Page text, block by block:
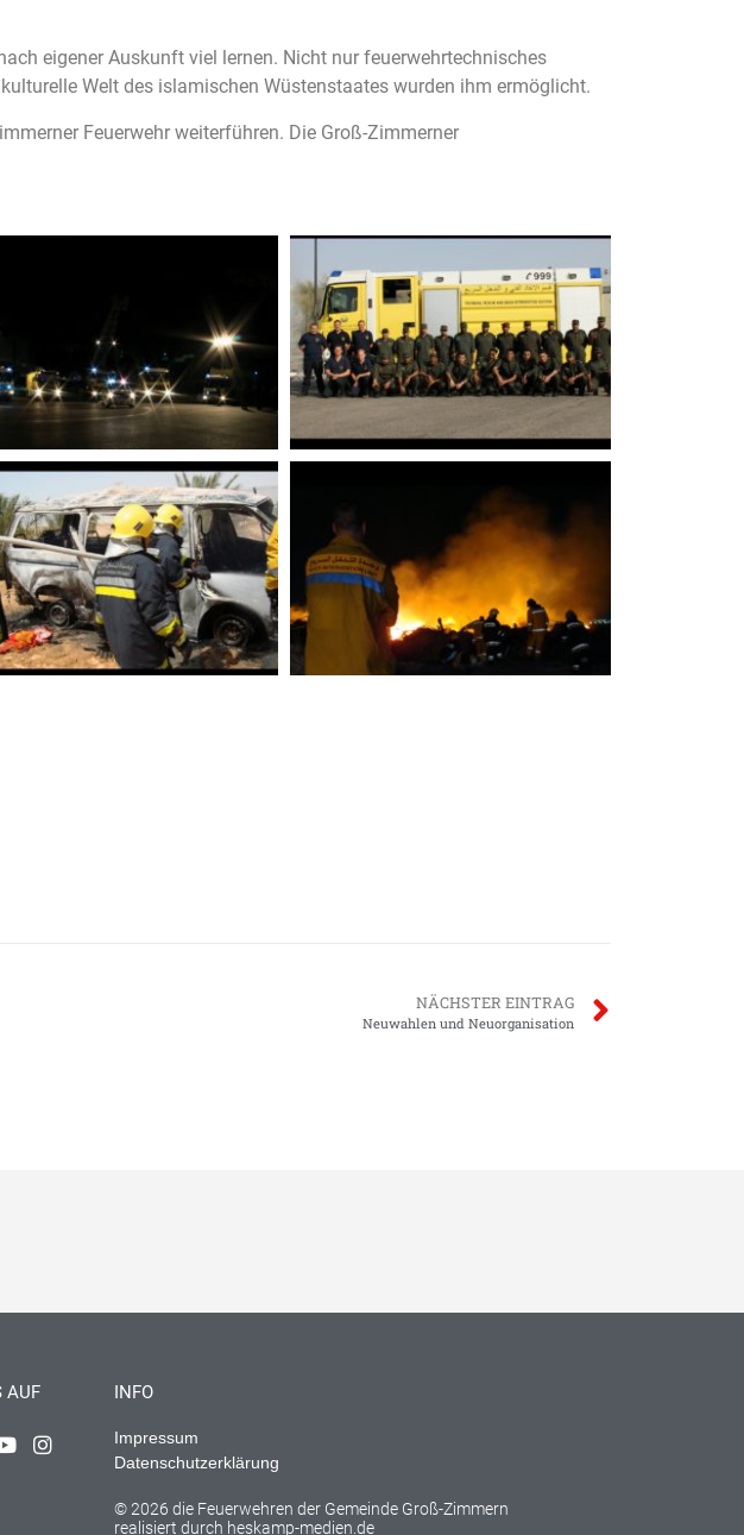
eigener Auskunft viel lernen. Nicht nur feuerwehrtechnisches
Welt des islamischen Wüstenstaates wurden ihm ermöglicht.
Feuerwehr weiterführen. Die Groß-Zimmerner
NÄCHSTER EINTRAG
Neuwahlen und Neuorganisation
AUF INFO
Impressum
Datenschutzerklärung
© 2026 die Feuerwehren der Gemeinde Groß-Zimmern
realisiert durch heskamp-medien.de